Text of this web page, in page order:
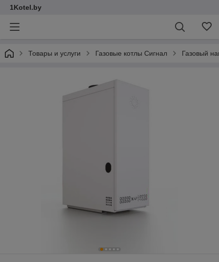
1Kotel.by
Товары и услуги Газовые котлы Сигнал Газовый